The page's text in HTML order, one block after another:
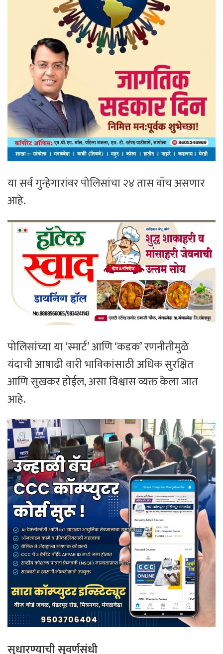
या सर्व गुन्हेगारांवर पोलिसांचा २४ तास वॉच असणार
आहे.
पोलिसांच्या या ‘स्मार्ट’ आणि ‘कडक’ रणनीतीमुळे
यंदाची आषाढी वारी भाविकांसाठी अधिक सुरक्षित
आणि सुखकर होईल, असा विश्वास व्यक्त केला जात
आहे.
सुधारण्याची सुवर्णसंधी